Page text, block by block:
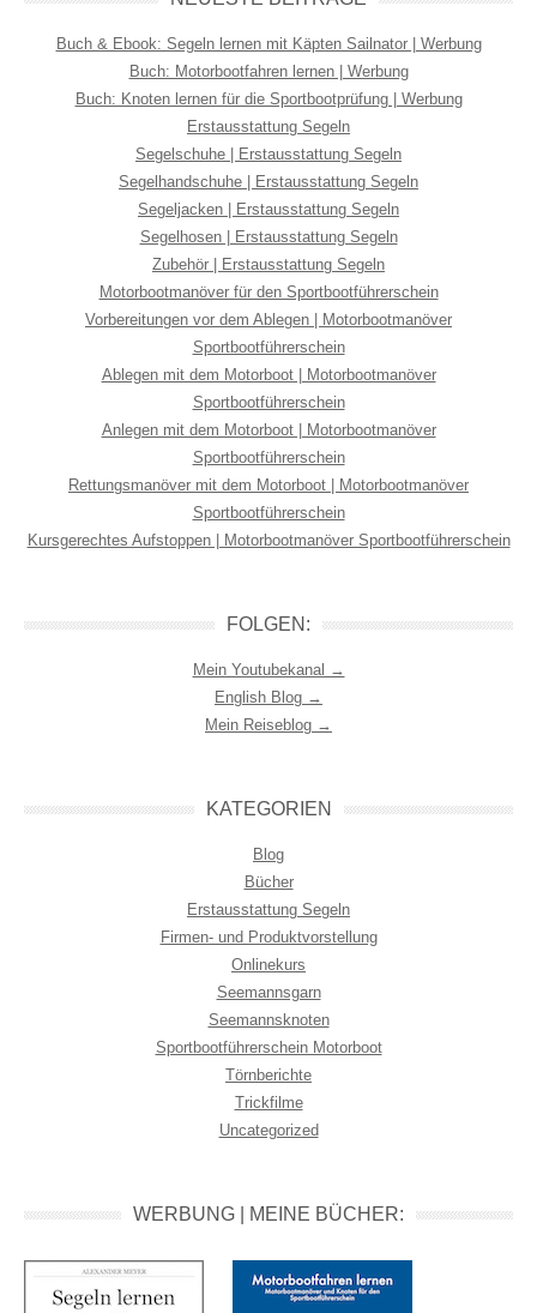
Buch & Ebook: Segeln lernen mit Käpten Sailnator | Werbung
Buch: Motorbootfahren lernen | Werbung
Buch: Knoten lernen für die Sportbootprüfung | Werbung
Erstausstattung Segeln
Segelschuhe | Erstausstattung Segeln
Segelhandschuhe | Erstausstattung Segeln
Segeljacken | Erstausstattung Segeln
Segelhosen | Erstausstattung Segeln
Zubehör | Erstausstattung Segeln
Motorbootmanöver für den Sportbootführerschein
Vorbereitungen vor dem Ablegen | Motorbootmanöver
Sportbootführerschein
Ablegen mit dem Motorboot | Motorbootmanöver
Sportbootführerschein
Anlegen mit dem Motorboot | Motorbootmanöver
Sportbootführerschein
Rettungsmanöver mit dem Motorboot | Motorbootmanöver
Sportbootführerschein
Kursgerechtes Aufstoppen | Motorbootmanöver Sportbootführerschein
FOLGEN:
Mein Youtubekanal →
English Blog →
Mein Reiseblog →
KATEGORIEN
Blog
Bücher
Erstausstattung Segeln
Firmen- und Produktvorstellung
Onlinekurs
Seemannsgarn
Seemannsknoten
Sportbootführerschein Motorboot
Törnberichte
Trickfilme
Uncategorized
WERBUNG | MEINE BÜCHER: